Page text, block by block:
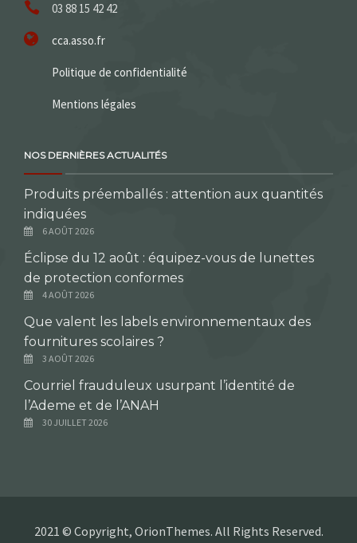
03 88 15 42 42
cca.asso.fr
Politique de confidentialité
Mentions légales
NOS DERNIÈRES ACTUALITÉS
Produits préemballés : attention aux quantités
indiquées
6 AOÛT 2026
Éclipse du 12 août : équipez-vous de lunettes
de protection conformes
4 AOÛT 2026
Que valent les labels environnementaux des
fournitures scolaires ?
3 AOÛT 2026
Courriel frauduleux usurpant l’identité de
l’Ademe et de l’ANAH
30 JUILLET 2026
2021 © Copyright, OrionThemes. All Rights Reserved.